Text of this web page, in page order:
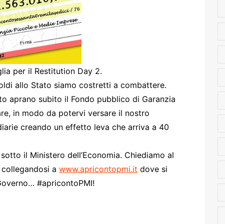
per il Restitution Day 2.
allo Stato siamo costretti a combattere.
aprano subito il Fondo pubblico di Garanzia
in modo da potervi versare il nostro
creando un effetto leva che arriva a 40
il Ministero dell’Economia. Chiediamo al
a www.apricontopmi.it dove si
#apricontoPMI!